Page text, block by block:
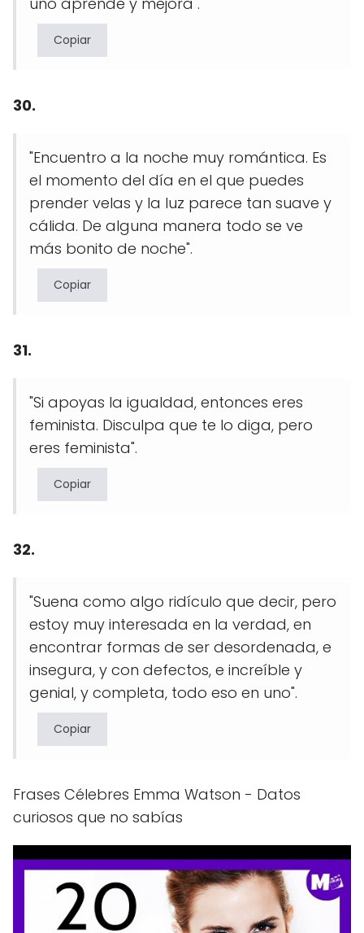
Copiar
30.
"Encuentro a la noche muy romántica. Es
el momento del día en el que puedes
prender velas y la luz parece tan suave y
cálida. De alguna manera todo se ve
más bonito de noche".
Copiar
31.
"Si apoyas la igualdad, entonces eres
feminista. Disculpa que te lo diga, pero
eres feminista".
Copiar
32.
"Suena como algo ridículo que decir, pero
estoy muy interesada en la verdad, en
encontrar formas de ser desordenada, e
insegura, y con defectos, e increíble y
genial, y completa, todo eso en uno".
Copiar
Frases Célebres Emma Watson - Datos
curiosos que no sabías